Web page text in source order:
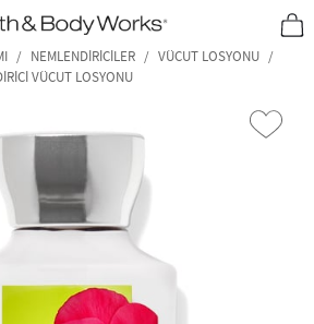
Kargo Ücretsiz!• *Promosyon Detayları
NEMLENDIRICILER
VÜCUT LOSYONU
VÜCUT LOSYONU